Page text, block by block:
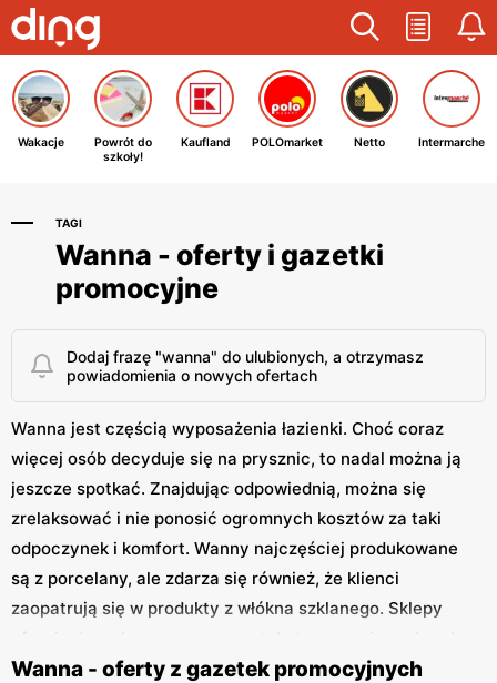
Wakacje
Powrót do
szkoły!
Kaufland POLOmarket Netto Intermarche
TAGI
Wanna - oferty i gazetki
promocyjne
Dodaj frazę "wanna" do ulubionych, a otrzymasz
powiadomienia o nowych ofertach
Wanna jest częścią wyposażenia łazienki. Choć coraz
więcej osób decyduje się na prysznic, to nadal można ją
jeszcze spotkać. Znajdując odpowiednią, można się
zrelaksować i nie ponosić ogromnych kosztów za taki
odpoczynek i komfort. Wanny najczęściej produkowane
są z porcelany, ale zdarza się również, że klienci
zaopatrują się w produkty z włókna szklanego. Sklepy
owalne. Wśród atrakcyjnych ofert można znaleźć także
Wanna - oferty z gazetek promocyjnych